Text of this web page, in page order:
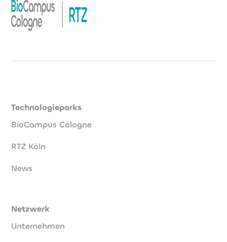
Technologieparks
BioCampus Cologne
RTZ Köln
News
Netzwerk
Unternehmen